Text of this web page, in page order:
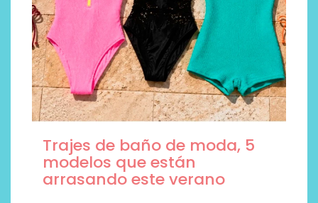
Trajes de baño de moda, 5
modelos que están
arrasando este verano